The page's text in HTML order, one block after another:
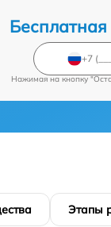
Нажимая на кнопку
Этапы